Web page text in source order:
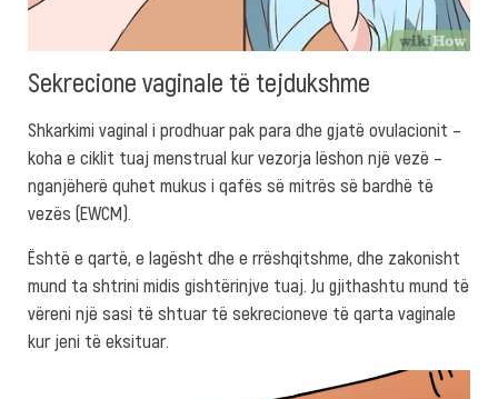
Sekrecione vaginale të tejdukshme
Shkarkimi vaginal i prodhuar pak para dhe gjatë ovulacionit –
koha e ciklit tuaj menstrual kur vezorja lëshon një vezë –
nganjëherë quhet mukus i qafës së mitrës së bardhë të
vezës (EWCM).
Është e qartë, e lagësht dhe e rrëshqitshme, dhe zakonisht
mund ta shtrini midis gishtërinjve tuaj. Ju gjithashtu mund të
vëreni një sasi të shtuar të sekrecioneve të qarta vaginale
kur jeni të eksituar.